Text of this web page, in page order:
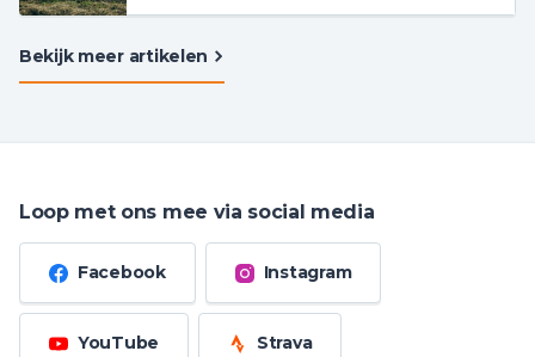
Bekijk meer artikelen
Loop met ons mee via social media
Facebook Instagram
YouTube Strava